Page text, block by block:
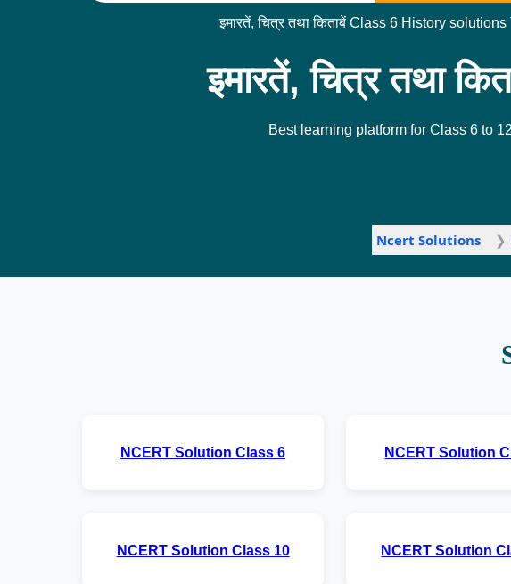
इमारतें, चित्र तथा किताबें Class 6 History
इमारतें, चित्र तथा
Best learning platform for Class 6 to
Ncert Solutions
NCERT Solution Class 6 NCERT Solution
NCERT Solution Class 10 NCERT Solution